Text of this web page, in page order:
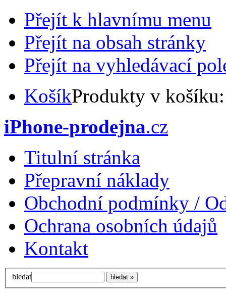
Přejít k hlavnímu menu
Přejít na obsah stránky
Přejít na vyhledávací
KošíkProdukty v
iPhone-prodejna.cz
Titulní stránka
Přepravní náklady
Obchodní podmínky /
Ochrana osobních údajů
Kontakt
hledat